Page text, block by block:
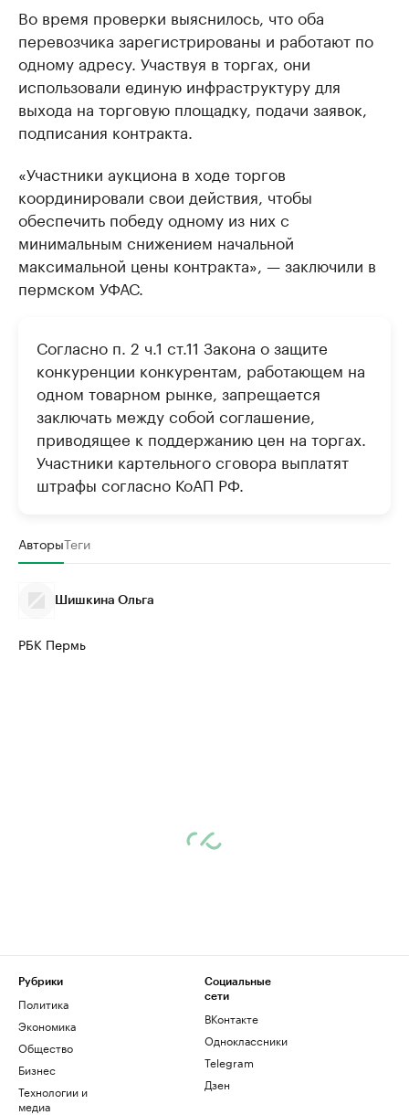
Во время проверки выяснилось, что оба
перевозчика зарегистрированы и работают по
одному адресу. Участвуя в торгах, они
использовали единую инфраструктуру для
выхода на торговую площадку, подачи заявок,
подписания контракта.
«Участники аукциона в ходе торгов
координировали свои действия, чтобы
обеспечить победу одному из них с
минимальным снижением начальной
максимальной цены контракта», — заключили в
пермском УФАС.
Согласно п. 2 ч.1 ст.11 Закона о защите
конкуренции конкурентам, работающем на
одном товарном рынке, запрещается
заключать между собой соглашение,
приводящее к поддержанию цен на торгах.
Участники картельного сговора выплатят
штрафы согласно КоАП РФ.
АвторыТеги
Шишкина Ольга
РБК Пермь
Рубрики
Политика
Экономика
Общество
Бизнес
Технологии и
медиа
Социальные
сети
ВКонтакте
Одноклассники
Telegram
Дзен